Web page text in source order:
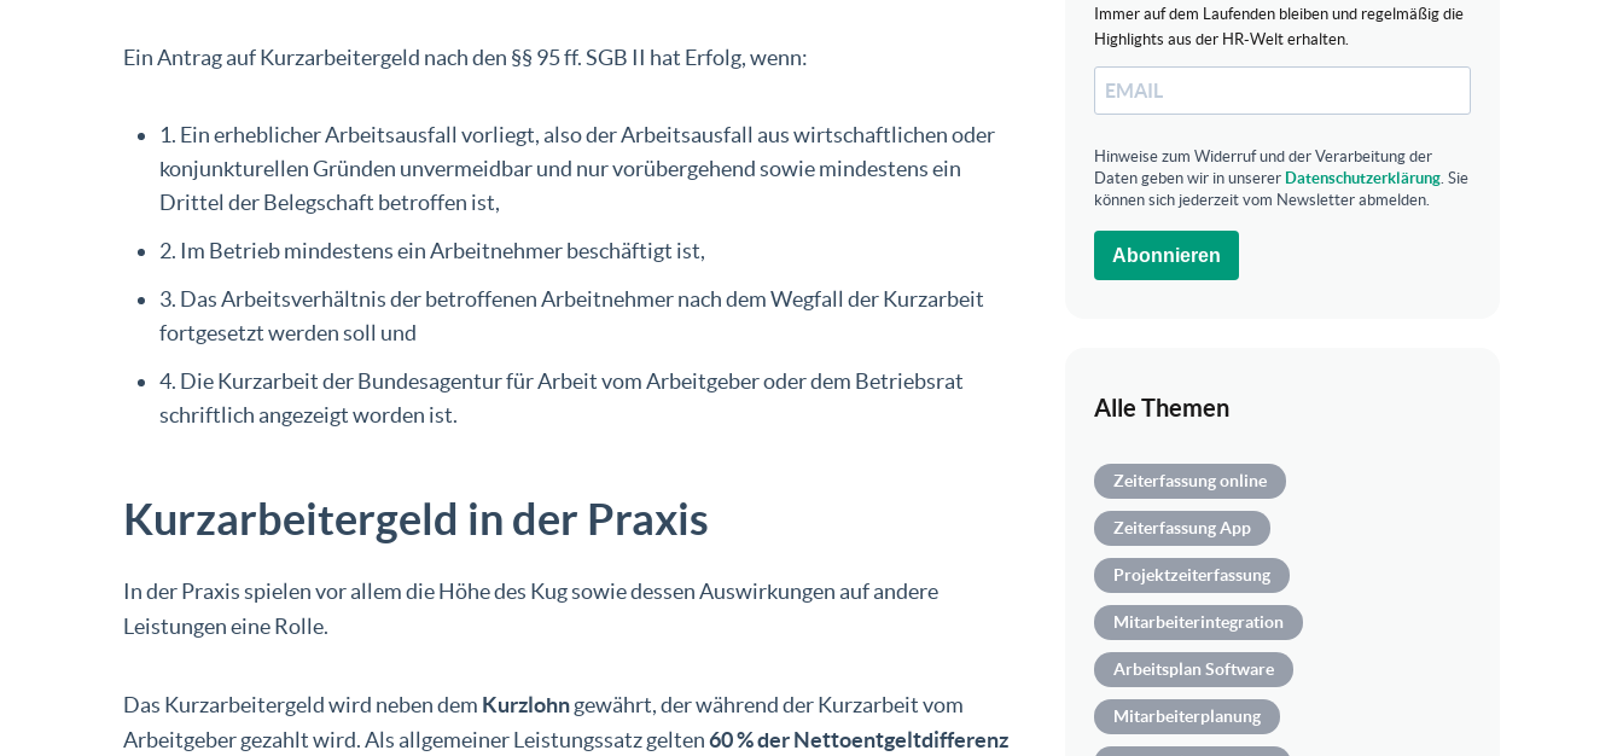
Ein Antrag auf Kurzarbeitergeld nach den §§ 95 ff. SGB II hat Erfolg, wenn:
1. Ein erheblicher Arbeitsausfall vorliegt, also der Arbeitsausfall aus wirtschaftlichen oder
konjunkturellen Gründen unvermeidbar und nur vorübergehend sowie mindestens ein
Drittel der Belegschaft betroffen ist,
2. Im Betrieb mindestens ein Arbeitnehmer beschäftigt ist,
3. Das Arbeitsverhältnis der betroffenen Arbeitnehmer nach dem Wegfall der Kurzarbeit
fortgesetzt werden soll und
4. Die Kurzarbeit der Bundesagentur für Arbeit vom Arbeitgeber oder dem Betriebsrat
schriftlich angezeigt worden ist.
Kurzarbeitergeld in der Praxis
In der Praxis spielen vor allem die Höhe des Kug sowie dessen Auswirkungen auf andere
Leistungen eine Rolle.
Das Kurzarbeitergeld wird neben dem Kurzlohngewährt, der während der Kurzarbeit vom
Arbeitgeber gezahlt wird. Als allgemeiner Leistungssatz gelten60 % der Nettoentgeltdifferenz
Immer auf dem Laufenden bleiben und regelmäßig die
Highlights aus der HR-Welt erhalten.
Hinweise zum Widerruf und der Verarbeitung der
Daten geben wir in unserer Datenschutzerklärung. Sie
können sich jederzeit vom Newsletter abmelden.
Abonnieren
Alle Themen
Zeiterfassung online
Zeiterfassung App
Projektzeiterfassung
Mitarbeiterintegration
Arbeitsplan Software
Mitarbeiterplanung